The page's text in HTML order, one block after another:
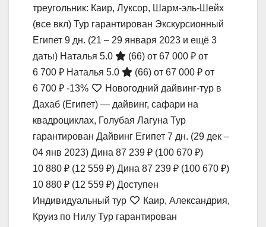
треугольник: Каир, Луксор, Шарм-эль-Шейх
(все вкл) Тур гарантирован Экскурсионный
Египет 9 дн. (21 – 29 января 2023 и ещё 3
даты) Наталья 5.0 (66) от 67 000 ₽ от
6 700 ₽ Наталья 5.0 (66) от 67 000 ₽ от
6 700 ₽ -13%
Новогодний дайвинг-тур в
Дахаб (Египет) — дайвинг, сафари на
квадроциклах, Голубая Лагуна Тур
гарантирован Дайвинг Египет 7 дн. (29 дек –
04 янв 2023) Дина 87 239 ₽ (100 670 ₽)
10 880 ₽ (12 559 ₽) Дина 87 239 ₽ (100 670 ₽)
10 880 ₽ (12 559 ₽) Доступен
Индивидуальный тур
Каир, Александрия,
Круиз по Нилу Тур гарантирован